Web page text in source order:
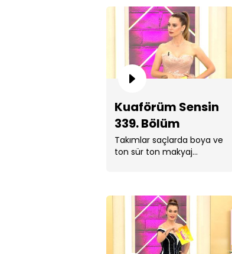
Kuaförüm Sensin
339. Bölüm
Takımlar saçlarda boya ve
ton sür ton makyaj
belli . ...